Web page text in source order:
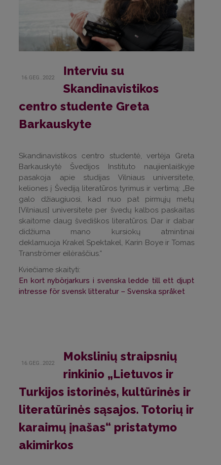
16.GEG..2022
Interviu su
Skandinavistikos
centro studente Greta
Barkauskyte
Skandinavistikos centro studentė, vertėja Greta
Barkauskytė Švedijos Instituto naujienlaiškyje
pasakoja apie studijas Vilniaus universitete,
keliones į Švediją literatūros tyrimus ir vertimą: „Be
galo džiaugiuosi, kad nuo pat pirmųjų metų
[Vilniaus] universitete per švedų kalbos paskaitas
skaitome daug švediškos literatūros. Dar ir dabar
didžiuma mano kursiokų atmintinai
deklamuoja Krakel Spektakel, Karin Boye ir Tomas
Tranströmer eilėraščius.“
Kviečiame skaityti:
En kort nybörjarkurs i svenska ledde till ett djupt
intresse för svensk litteratur – Svenska språket
16.GEG..2022
Mokslinių straipsnių
rinkinio „Lietuvos ir
Turkijos istorinės, kultūrinės ir
literatūrinės sąsajos. Totorių ir
karaimų įnašas“ pristatymo
akimirkos